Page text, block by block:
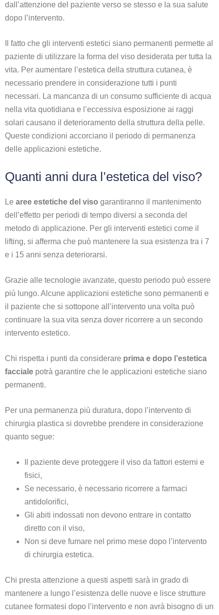
dall’attenzione del paziente verso se stesso e la sua salute
dopo l’intervento.
Il fatto che gli interventi estetici siano permanenti permette al
paziente di utilizzare la forma del viso desiderata per tutta la
vita. Per aumentare l’estetica della struttura cutanea, è
necessario prendere in considerazione tutti i punti
necessari. La mancanza di un consumo sufficiente di acqua
nella vita quotidiana e l’eccessiva esposizione ai raggi
solari causano il deterioramento della struttura della pelle.
Queste condizioni accorciano il periodo di permanenza
delle applicazioni estetiche.
Quanti anni dura l’estetica del viso?
Le aree estetiche del viso garantiranno il mantenimento
dell’effetto per periodi di tempo diversi a seconda del
metodo di applicazione. Per gli interventi estetici come il
lifting, si afferma che può mantenere la sua esistenza tra i 7
e i 15 anni senza deteriorarsi.
Grazie alle tecnologie avanzate, questo periodo può essere
più lungo. Alcune applicazioni estetiche sono permanenti e
il paziente che si sottopone all’intervento una volta può
continuare la sua vita senza dover ricorrere a un secondo
intervento estetico.
Chi rispetta i punti da considerare prima e dopo l’estetica
facciale potrà garantire che le applicazioni estetiche siano
permanenti.
Per una permanenza più duratura, dopo l’intervento di
chirurgia plastica si dovrebbe prendere in considerazione
quanto segue:
Il paziente deve proteggere il viso da fattori esterni e
fisici,
Se necessario, è necessario ricorrere a farmaci
antidolorifici,
Gli abiti indossati non devono entrare in contatto
diretto con il viso,
Non si deve fumare nel primo mese dopo l’intervento
di chirurgia estetica.
Chi presta attenzione a questi aspetti sarà in grado di
mantenere a lungo l’esistenza delle nuove e lisce strutture
cutanee formatesi dopo l’intervento e non avrà bisogno di un